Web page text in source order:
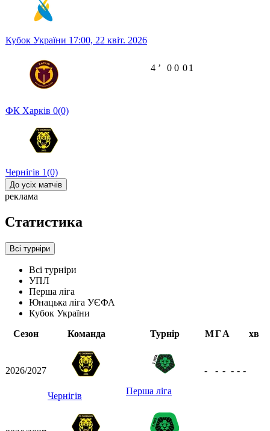
Кубок України 17:00, 22 квіт. 2026
ФК Харків 0(0)
Чернігів 1(0)
4 ʼ 0 0 01
До усіх матчів
реклама
Статистика
Всі турніри
Всі турніри
УПЛ
Перша ліга
Юнацька ліга УЄФА
Кубок України
Сезон
Команда Турнір МГА хв
2026/2027
Чернігів Перша ліга
- - - - - -